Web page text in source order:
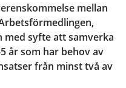
mellan
med syfte att samverka
år som har behov av
från minst två av